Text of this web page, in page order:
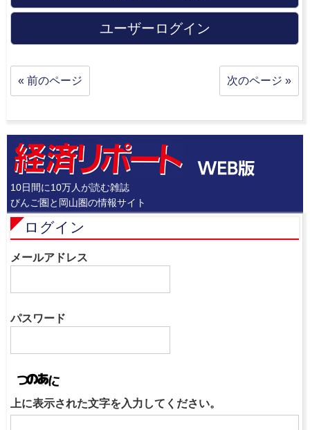
ユーザーログイン
« 前のページ 次のページ »
10日間に10万人が読む雑誌
びんご圏と岡山圏の情報サイト
ログイン
メールアドレス
パスワード
上に表示された文字を入力してください。